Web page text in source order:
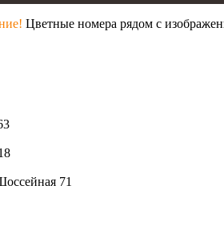
Цветные номера рядом с
71